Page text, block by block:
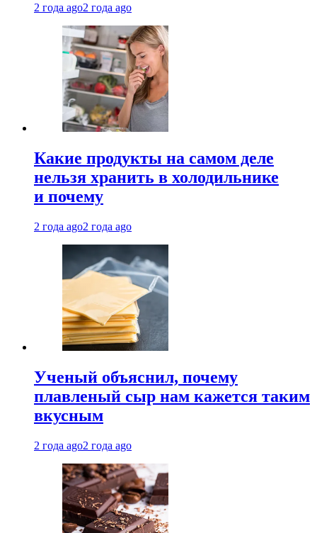
2 года ago2 года ago
Какие продукты на самом деле
нельзя хранить в холодильнике
и почему
2 года ago2 года ago
Ученый объяснил, почему
плавленый сыр нам кажется таким
вкусным
2 года ago2 года ago